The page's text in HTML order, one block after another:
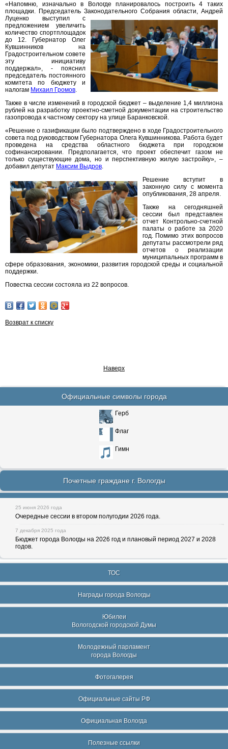
«Напомню, изначально в Вологде планировалось построить 4 таких
площадки. Председатель Законодательного Собрания области, Андрей
Луценко выступил с
предложением увеличить
количество спортплощадок
до 12. Губернатор Олег
Кувшинников на
Градостроительном совете
эту инициативу
поддержал», - пояснил
председатель постоянного
комитета по бюджету и
налогам Михаил Громов.
Также в числе изменений в городской бюджет – выделение 1,4 миллиона
рублей на разработку проектно-сметной документации на строительство
газопровода к частному сектору на улице Баранковской.
«Решение о газификации было подтверждено в ходе Градостроительного
совета под руководством Губернатора Олега Кувшинникова. Работа будет
проведена на средства областного бюджета при городском
софинансировании. Предполагается, что проект обеспечит газом не
только существующие дома, но и перспективную жилую застройку», –
добавил депутат Максим Выдров.
Решение вступит в
законную силу с момента
опубликования, 28 апреля.
Также на сегодняшней
сессии был представлен
отчет Контрольно-счетной
палаты о работе за 2020
год. Помимо этих вопросов
депутаты рассмотрели ряд
отчетов о реализации
муниципальных программ в
сфере образования, экономики, развития городской среды и социальной
поддержки.
Повестка сессии состояла из 22 вопросов.
Возврат к списку
Наверх
Официальные символы города
Герб
Флаг
Гимн
Почетные граждане г. Вологды
25 июня 2026 года
Очередные сессии в втором полугодии 2026 года.
7 декабря 2025 года
Бюджет города Вологды на 2026 год и плановый период 2027 и 2028
годов.
ТОС
Награды города Вологды
Юбилеи
Вологодской городской Думы
Молодежный парламент
города Вологды
Фотогалерея
Официальные сайты РФ
Официальная Вологда
Полезные ссылки